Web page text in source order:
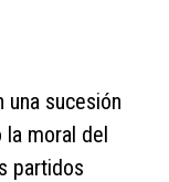
una sucesión
moral del
partidos